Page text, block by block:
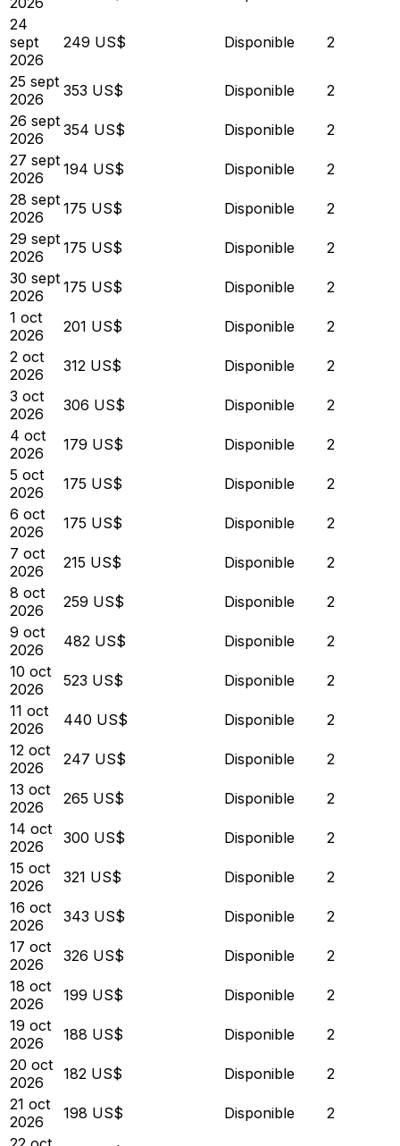
24
sept
2026
249 US$ Disponible 2
25 sept
2026
353 US$ Disponible
2
26 sept
2026
354 US$ Disponible
2
27 sept
2026
194 US$ Disponible
2
28 sept
2026
175 US$ Disponible
2
29 sept
2026
175 US$ Disponible
2
30 sept
2026
175 US$ Disponible
2
1 oct
2026
201 US$ Disponible
2
2 oct
2026
312 US$ Disponible
2
3 oct
2026
306 US$ Disponible
2
4 oct
2026
179 US$ Disponible
2
5 oct
2026
175 US$ Disponible
2
6 oct
2026
175 US$ Disponible
2
7 oct
2026
215 US$ Disponible
2
8 oct
2026
259 US$ Disponible
2
9 oct
2026
482 US$ Disponible
2
10 oct
2026
523 US$ Disponible
2
11 oct
2026
440 US$ Disponible
2
12 oct
2026
247 US$ Disponible
2
13 oct
2026
265 US$ Disponible
2
14 oct
2026
300 US$ Disponible
2
15 oct
2026
321 US$ Disponible
2
16 oct
2026
343 US$ Disponible
2
17 oct
2026
326 US$ Disponible
2
18 oct
2026
199 US$ Disponible
2
19 oct
2026
188 US$ Disponible
2
20 oct
2026
182 US$ Disponible
2
21 oct
2026
198 US$ Disponible
2